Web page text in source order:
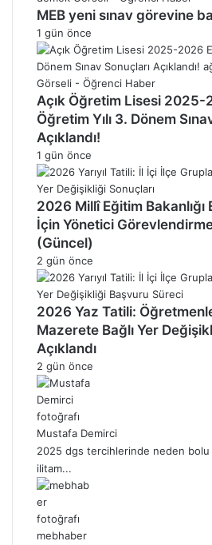
MEB yeni sınav görevine
1 gün önce
Açık Öğretim Lisesi 2025-
Öğretim Yılı 3. Dönem
Açıklandı!
1 gün önce
2026 Millî Eğitim Bakanlığı
İçin Yönetici
(Güncel)
2 gün önce
2026 Yaz Tatili:
Mazerete Bağlı Yer
Açıklandı
2 gün önce
Mustafa Demirci
2025 dgs tercihlerinde neden bolu
ilitam...
mebhaber